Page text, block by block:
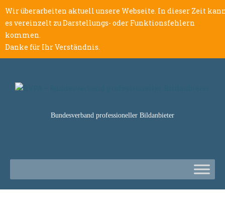
Wir überarbeiten aktuell unsere Webseite. In dieser Zeit
es vereinzelt zu Darstellungs- oder Funktionsfehlern
kommen.
Danke für Ihr Verständnis.
Bundesverband professioneller Bildanbieter